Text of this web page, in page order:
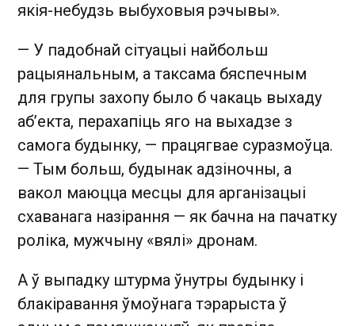
якія-небудзь выбуховыя рэчывы».
— У падобнай сітуацыі найбольш
рацыянальным, а таксама бяспечным
для групы захопу было б чакаць выхаду
аб’екта, перахапіць яго на выхадзе з
самога будынку, — працягвае суразмоўца.
— Тым больш, будынак адзіночны, а
вакол маюцца месцы для арганізацыі
схаванага назірання — як бачна на пачатку
роліка, мужчыну «вялі» дронам.
А ў выпадку штурма ўнутры будынку і
блакіравання ўмоўнага тэрарыста ў